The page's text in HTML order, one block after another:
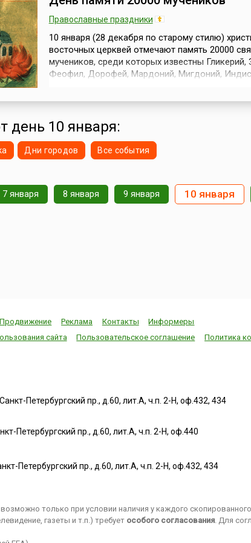
Православные праздники
10 января (28 декабря по старому стилю)
восточных церквей отмечают память 20000
мучеников, среди которых известны Гликерий,
Феофил, Дорофей, Мардоний, Мигдоний,
храмов, сожжение богослужеб...
день 10 января:
Дни городов Все события
7 января 8 января 9 января 10 января
Продвижение Реклама Контакты
Информеры
сайта
Пользовательское соглашение Политика
Петербургский пр., д.60, лит.А, ч.п. 2-Н, оф.432, 434
Петербургский пр., д.60, лит.А, ч.п. 2-Н, оф.440
Петербургский пр., д.60, лит.А, ч.п. 2-Н, оф.432, 434
только при условии наличия у каждого
газеты и т.п.) требует особого согласования. Для